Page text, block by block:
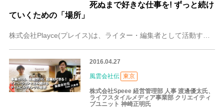
死ぬまで好きな仕事を! ずっと続け
ていくための「場所」
2016.04.27
風雲会社伝 東京
株式会社Speee 経営管理部 人事 渡邊優太氏、
ライフスタイルメディア事業部 クリエイティ
ブユニット 神崎正明氏